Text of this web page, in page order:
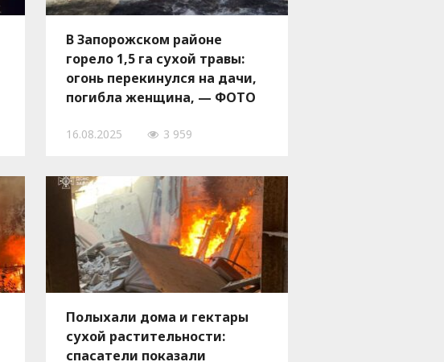
В Запорожском районе
горело 1,5 га сухой травы:
огонь перекинулся на дачи,
погибла женщина, — ФОТО
16.08.2025 3 959
Полыхали дома и гектары
сухой растительности:
спасатели показали